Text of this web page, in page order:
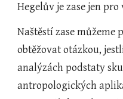
Hegelův je zase jen pro
Naštěstí zase můžeme
obtěžovat otázkou,
analýzách podstaty
antropologických